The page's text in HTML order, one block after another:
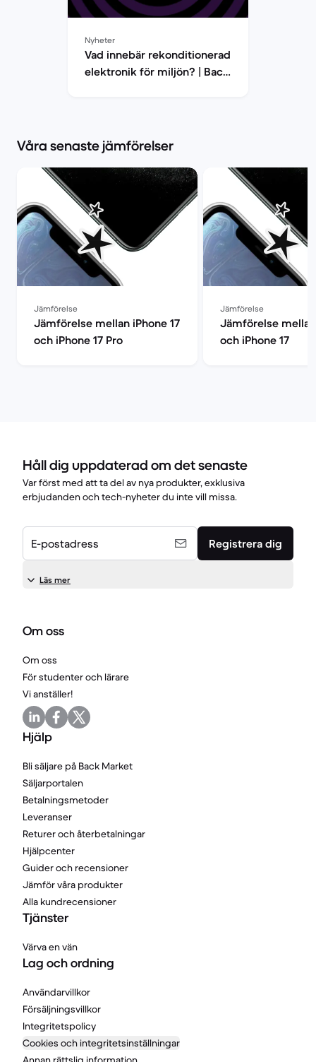
Nyheter
Vad innebär rekonditionerad
elektronik för miljön? | Back
Våra senaste jämförelser
Jämförelse
Jämförelse mellan iPhone 17
och iPhone 17 Pro
Jämförelse
Jämförelse mellan
och iPhone 17
Håll dig uppdaterad om det senaste
Var först med att ta del av nya produkter, exklusiva
erbjudanden och tech-nyheter du inte vill missa.
E-postadress Registrera dig
Läs mer
Om oss
Om oss
För studenter och lärare
Vi anställer!
Hjälp
Bli säljare på Back Market
Säljarportalen
Betalningsmetoder
Leveranser
Returer och återbetalningar
Hjälpcenter
Guider och recensioner
Jämför våra produkter
Alla kundrecensioner
Tjänster
Värva en vän
Lag och ordning
Användarvillkor
Försäljningsvillkor
Integritetspolicy
Cookies och integritetsinställningar